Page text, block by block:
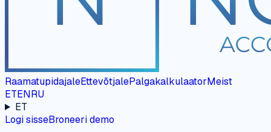
RaamatupidajaleEttevõtjalePalgakalkulaatorMeist
ETENRU
ET
Logi sisseBroneeri demo